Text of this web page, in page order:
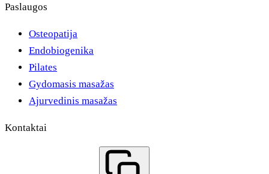
Paslaugos
Osteopatija
Endobiogenika
Pilates
Gydomasis masažas
Ajurvedinis masažas
Kontaktai